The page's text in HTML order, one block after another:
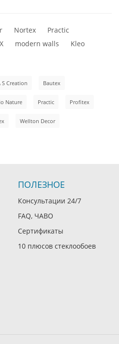
Nortex
Practic
modern walls Kleo
S Creation Bautex
Nature Practic Profitex
Wellton Decor
ПОЛЕЗНОЕ
Консультации 24/7
FAQ, ЧАВО
Сертификаты
10 плюсов стеклообоев